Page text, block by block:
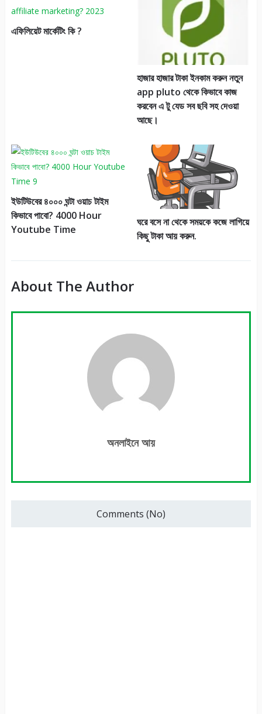
এফিলিয়েট মার্কেটিং কি ?
হাজার হাজার টাকা ইনকাম করুন নতুন
app pluto থেকে কিভাবে কাজ
করবেন এ টু যেড সব ছবি সহ দেওয়া
আছে।
ইউটিউবের ৪০০০ ঘন্টা ওয়াচ টাইম
কিভাবে পাবো? 4000 Hour
Youtube Time
ঘরে বসে না থেকে সময়কে কজে লাগিয়ে
কিছু টাকা আয় করুন.
About The Author
অনলাইনে আয়
Comments (No)